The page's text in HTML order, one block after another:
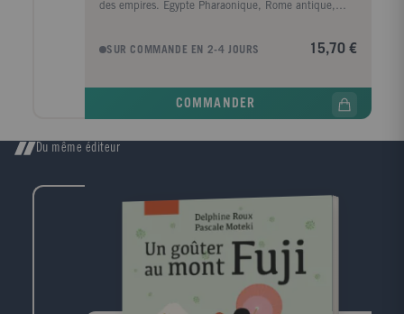
des empires. Egypte Pharaonique, Rome antique,
par les Berbères. Ils restent aujourd'hui injustement
SUR COMMANDE EN 2-4 JOURS 15,70 €
COMMANDER
Du même éditeur